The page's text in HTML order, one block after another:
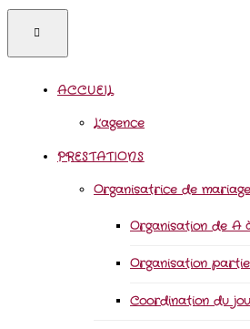
ACCUEIL
L’agence
PRESTATIONS
Organisatrice de
Organisation de A
Organisation
Coordination du